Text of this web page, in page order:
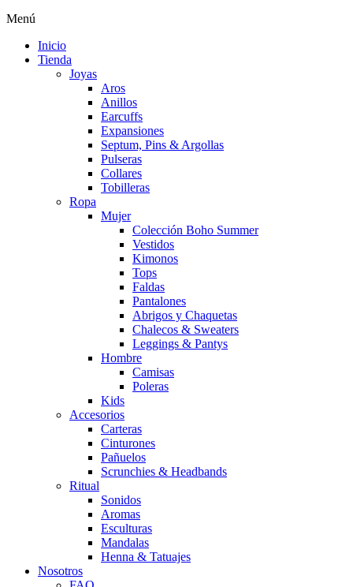
Menú
Inicio
Tienda
Joyas
Aros
Anillos
Earcuffs
Expansiones
Septum, Pins & Argollas
Pulseras
Collares
Tobilleras
Ropa
Mujer
Colección Boho Summer
Vestidos
Kimonos
Tops
Faldas
Pantalones
Abrigos y Chaquetas
Chalecos & Sweaters
Leggings & Pantys
Hombre
Camisas
Poleras
Kids
Accesorios
Carteras
Cinturones
Pañuelos
Scrunchies & Headbands
Ritual
Sonidos
Aromas
Esculturas
Mandalas
Henna & Tatuajes
Nosotros